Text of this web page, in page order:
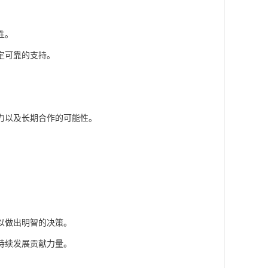
靠的支持。
及长期合作的可能性。
出明智的决策。
发展贡献力量。